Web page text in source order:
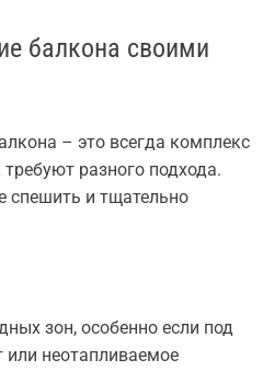
балкона своими
– это всегда комплекс
разного подхода.
и тщательно
зон, особенно если под
или неотапливаемое